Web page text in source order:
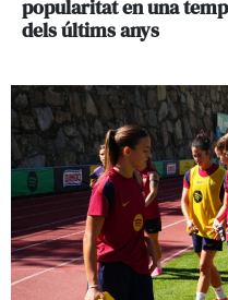
popularitat en una
dels últims anys